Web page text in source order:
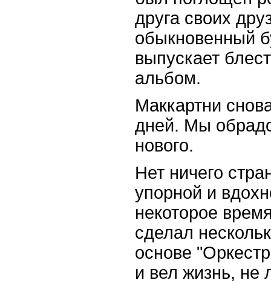
друга своих
обыкновенный
выпускает
альбом.
Маккартни
дней. Мы
нового.
Нет ничего
упорной и
некоторое
сделал
основе
и вел жизнь, не